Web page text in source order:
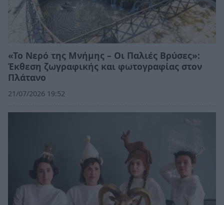
«Το Νερό της Μνήμης – Οι Παλιές Βρύσες»:
Έκθεση ζωγραφικής και φωτογραφίας στον
Πλάτανο
21/07/2026 19:52